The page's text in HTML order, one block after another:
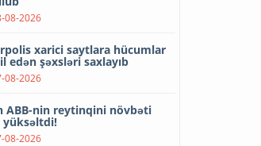
08-2026
xarici saytlara hücumlar
edən şəxsləri saxlayıb
08-2026
ABB-nin reytinqini növbəti
yüksəltdi!
08-2026